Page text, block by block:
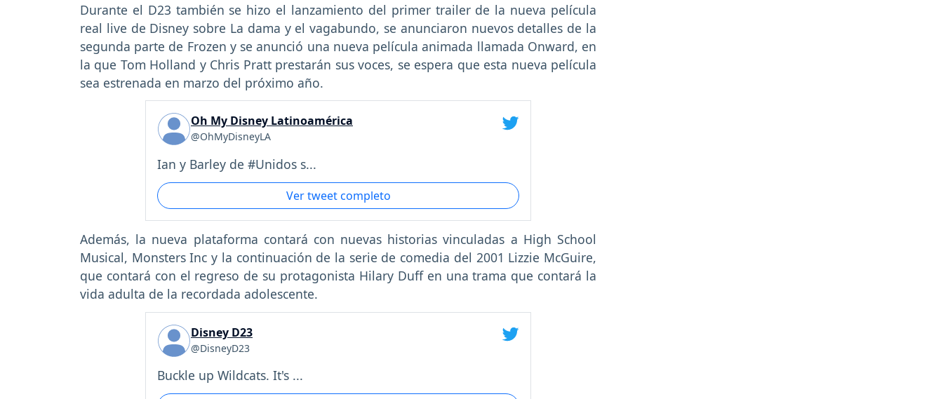
Durante el D23 también se hizo el lanzamiento del primer trailer de la nueva película
real live de Disney sobre La dama y el vagabundo, se anunciaron nuevos detalles de la
segunda parte de Frozen y se anunció una nueva película animada llamada Onward, en
la que Tom Holland y Chris Pratt prestarán sus voces, se espera que esta nueva película
sea estrenada en marzo del próximo año.
Oh My Disney Latinoamérica
@OhMyDisneyLA
Ian y Barley de #Unidos s...
Ver tweet completo
Además, la nueva plataforma contará con nuevas historias vinculadas a High School
Musical, Monsters Inc y la continuación de la serie de comedia del 2001 Lizzie McGuire,
que contará con el regreso de su protagonista Hilary Duff en una trama que contará la
vida adulta de la recordada adolescente.
Disney D23
@DisneyD23
Buckle up Wildcats. It's ...